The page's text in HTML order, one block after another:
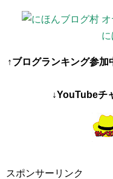
↑ブログランキング参
↓YouTubeチ
スポンサーリンク